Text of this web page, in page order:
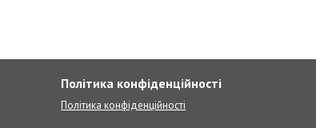
Політика конфіденційності
Політика конфіденційності